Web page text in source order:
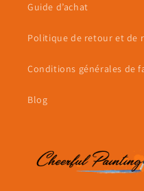
Guide d’achat
Politique de retour et de
Conditions générales de
Blog